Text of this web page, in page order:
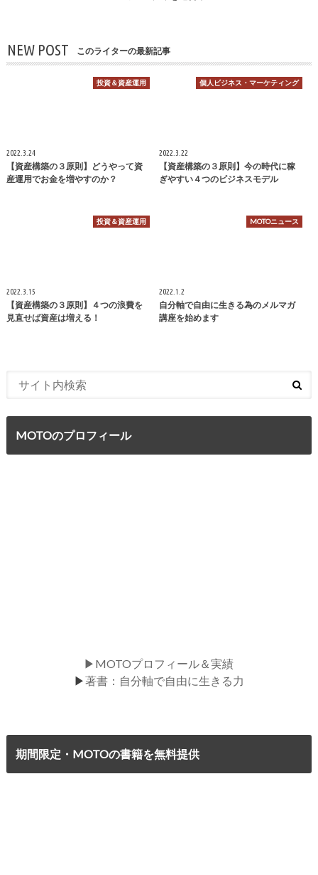
NEW POST このライターの最新記事
投資＆資産運用
2022.3.24
【資産構築の３原則】どうやって資
産運用でお金を増やすのか？
個人ビジネス・マーケティング
2022.3.22
【資産構築の３原則】今の時代に稼
ぎやすい４つのビジネスモデル
投資＆資産運用
2022.3.15
【資産構築の３原則】４つの浪費を
見直せば資産は増える！
MOTOニュース
2022.1.2
自分軸で自由に生きる為のメルマガ
講座を始めます
MOTOのプロフィール
▶MOTOプロフィール＆実績
▶著書：自分軸で自由に生きる力
期間限定・MOTOの書籍を無料提供